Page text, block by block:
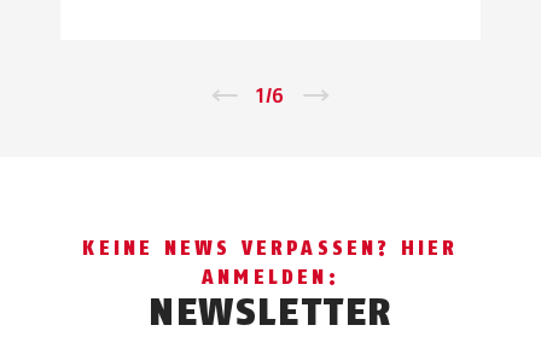
1/6
KEINE NEWS VERPASSEN? HIER
ANMELDEN:
NEWSLETTER